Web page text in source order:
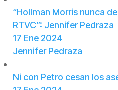
“Hollman Morris nunca
RTVC”: Jennifer Pedraza
17 Ene 2024
Jennifer Pedraza
Ni con Petro cesan los